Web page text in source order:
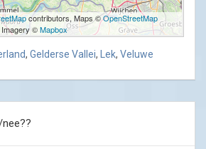
contributors, Maps ©OpenStreetMap
Imagery ©Mapbox
, Gelderse Vallei, Lek, Veluwe